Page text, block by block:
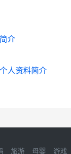
介
人资料简介
旅游 母婴 游戏